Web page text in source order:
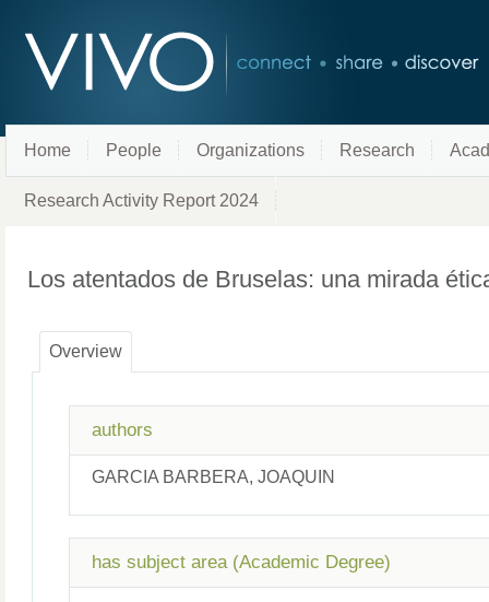
Home People Organizations Research
Research Activity Report 2024
Los atentados de Bruselas: una mirada
Overview
authors
GARCIA BARBERA, JOAQUIN
has subject area (Academic Degree)